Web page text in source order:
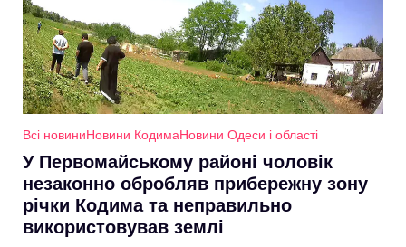
Всі новиниНовини КодимаНовини Одеси і області
У Первомайському районі чоловік
незаконно обробляв прибережну зону
річки Кодима та неправильно
використовував землі